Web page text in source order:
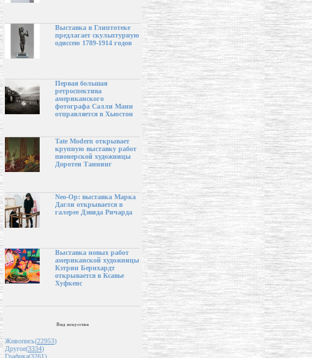
Выставка в Глиптотеке
предлагает скульптурную
одиссею 1789-1914 годов
Первая большая
ретроспектива
американского
фотографа Салли Манн
отправляется в Хьюстон
Tate Modern открывает
крупную выставку работ
пионерской художницы
Доротеи Таннинг
Neo-Op: выставка Марка
Дагли открывается в
галерее Дэвида Ричарда
Выставка новых работ
американской художницы
Кэтрин Бернхардт
открывается в Ксавье
Хуфкенс
Вид искусства
Живопись(22953)
Другое(3334)